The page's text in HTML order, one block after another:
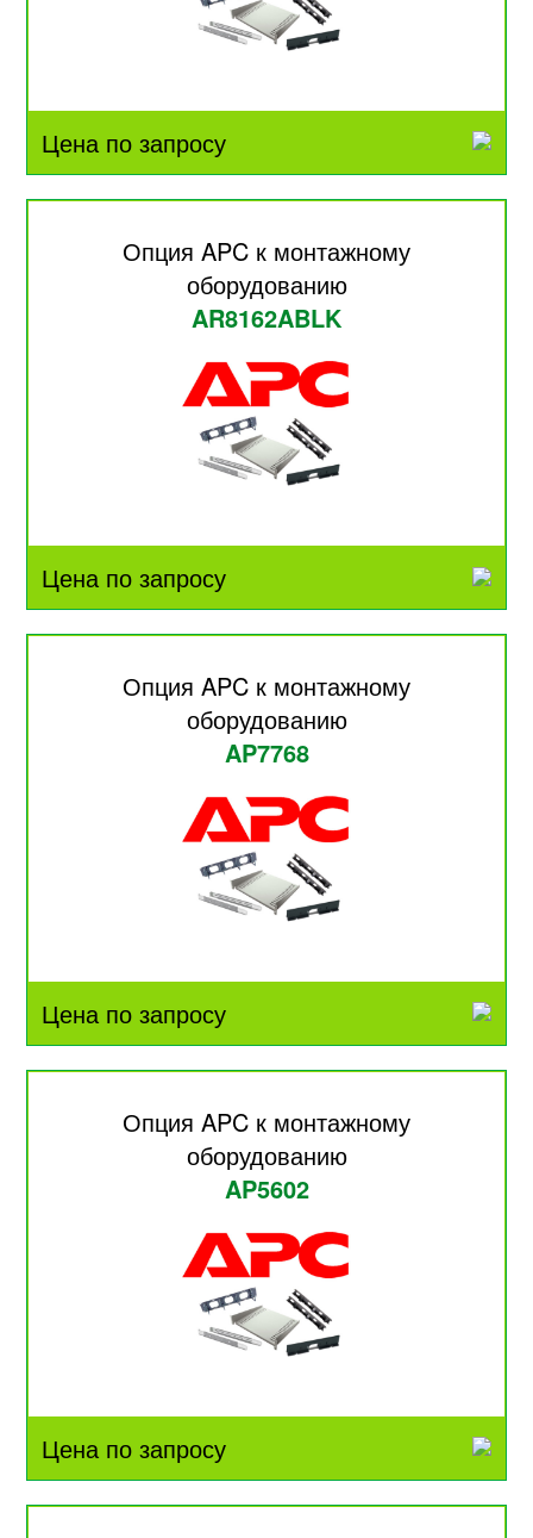
Цена по запросу
Опция APC к монтажному
оборудованию
AR8162ABLK
Цена по запросу
Опция APC к монтажному
оборудованию
AP7768
Цена по запросу
Опция APC к монтажному
оборудованию
AP5602
Цена по запросу